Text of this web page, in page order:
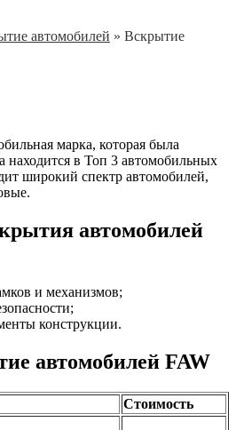
автомобилей » Вскрытие
марка, которая была
находится в Топ 3 автомобильных
широкий спектр автомобилей,
автомобилей
и механизмов;
конструкции.
автомобилей FAW
Стоимость